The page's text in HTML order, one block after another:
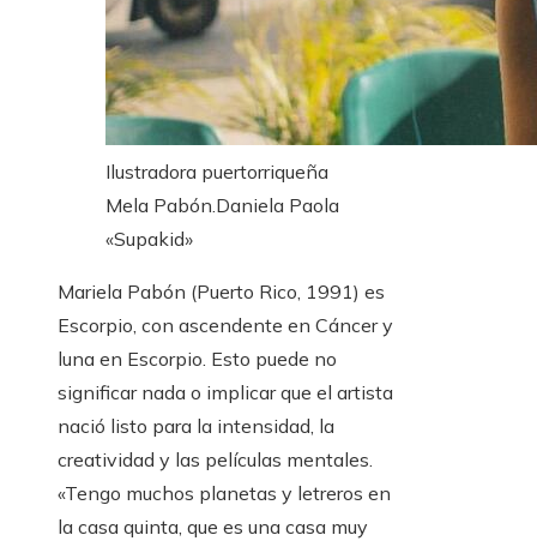
Ilustradora puertorriqueña
Mela Pabón.Daniela Paola
«Supakid»
Mariela Pabón (Puerto Rico, 1991) es
Escorpio, con ascendente en Cáncer y
luna en Escorpio. Esto puede no
significar nada o implicar que el artista
nació listo para la intensidad, la
creatividad y las películas mentales.
«Tengo muchos planetas y letreros en
la casa quinta, que es una casa muy